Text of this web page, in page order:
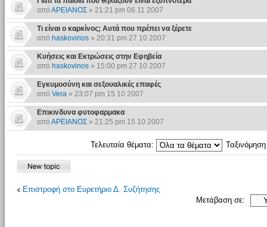
από ΑΡΕΙΑΝΟΣ» 21:21 pm 06 11 2007
Τι είναι ο καρκίνος; Αυτά που πρέπει να ξέρετε
από haskovinos» 20:31 pm 27 10 2007
Kυήσεις και Εκτρώσεις στην Εφηβεία
από haskovinos» 15:00 pm 27 10 2007
Εγκυμοσύνη και σεξουαλικές επαφές
από Vera» 23:07 pm 15 10 2007
Επικινδυνα φυτοφαρμακα
από ΑΡΕΙΑΝΟΣ» 21:25 pm 15 10 2007
Τελευταία θέματα:
Επιστροφή στο Ευρετήριο Δ. Συζήτησης
Μετάβαση σε: